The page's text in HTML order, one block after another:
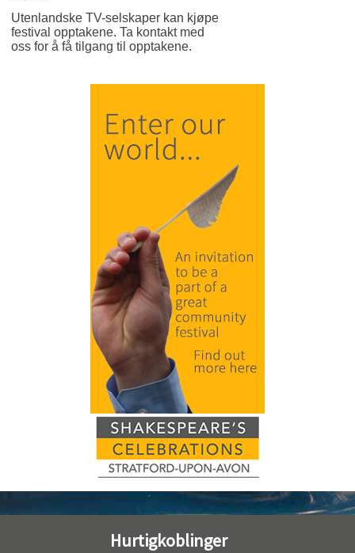
Utenlandske TV-selskaper kan kjøpe
festival opptakene. Ta kontakt med
oss ​​for å få tilgang til opptakene.
Hurtigkoblinger